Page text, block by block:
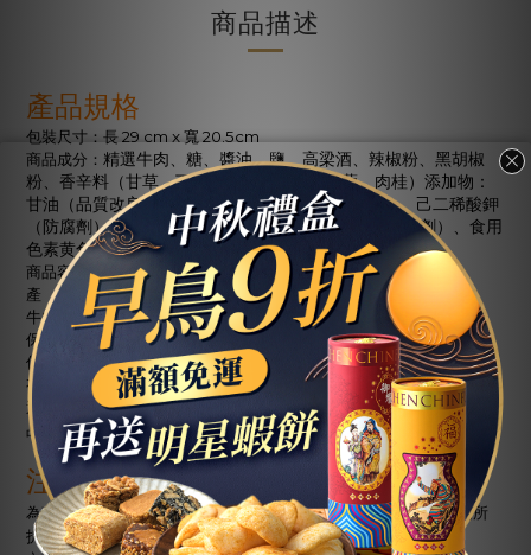
商品描述
產品規格
包裝尺寸：長 29 cm x 寬 20.5cm
商品成分： 精選牛肉、糖、醬油、鹽、高梁酒、辣椒粉、黑胡椒
粉、香辛料（甘草、丁香、大茴、小茴、荳蔻、肉桂）添加物：
甘油（品質改良劑）、D- 山梨醇液70%（甜味劑）、己二稀酸鉀
（防腐劑）、L- 麩酸鈉（調味劑）、維他命
（抗氧化劑）、食用
色素黄色5號（著色劑）
商品容量：每包140 公克±3%
產
地：台灣金門
牛肉來源：澳洲、紐西蘭、巴拉圭
保存方式：常溫
保存期限：
6個月（未開封）
有效日期：標示於外包裝上
過
原：本產品含大豆製品、含麩質之穀物製品、蛋製品、及魚類製
品，不適合其過敏體質者食用
注意事項
為確保產品新鮮原味，請避免將本產品置於潮濕、高溫或曝曬等場所
拆封後請封口冷藏並盡快食用完畢